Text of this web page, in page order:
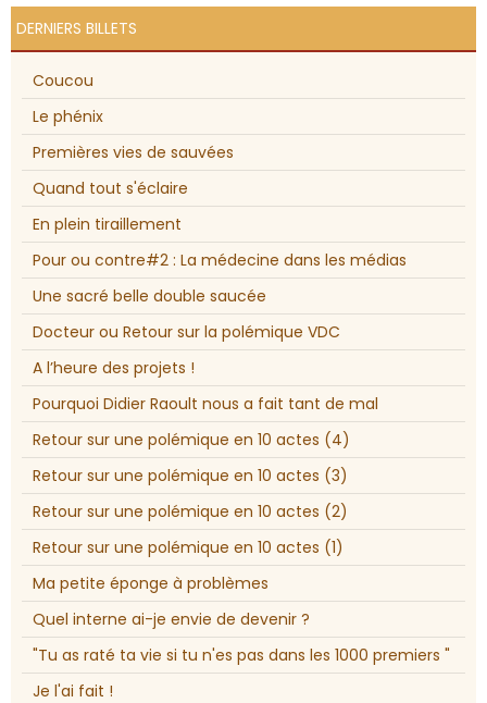
DERNIERS BILLETS
Coucou
Le phénix
Premières vies de sauvées
Quand tout s'éclaire
En plein tiraillement
Pour ou contre#2 : La médecine dans les médias
Une sacré belle double saucée
Docteur ou Retour sur la polémique VDC
A l’heure des projets !
Pourquoi Didier Raoult nous a fait tant de mal
Retour sur une polémique en 10 actes (4)
Retour sur une polémique en 10 actes (3)
Retour sur une polémique en 10 actes (2)
Retour sur une polémique en 10 actes (1)
Ma petite éponge à problèmes
Quel interne ai-je envie de devenir ?
"Tu as raté ta vie si tu n'es pas dans les 1000 premiers "
Je l'ai fait !